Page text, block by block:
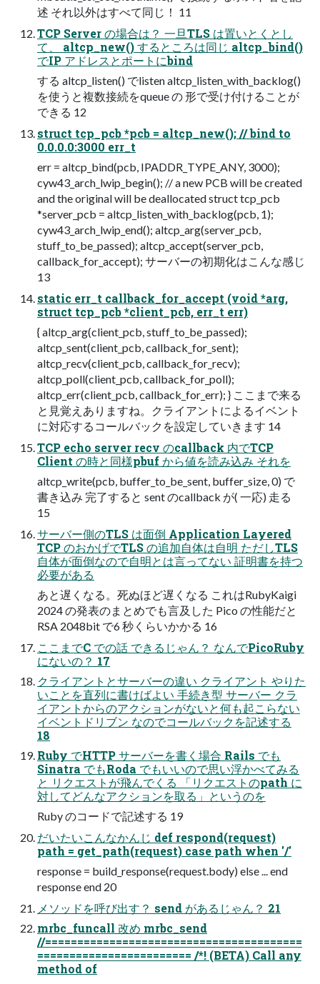
述 それ以外はすべて同じ！ 11
TCP Server の場合は？ 一旦TLS は置いとくとし
て、 altcp_new() するところは同じ altcp_bind()
でIP アドレスとポートにbind
する altcp_listen() でlisten altcp_listen_with_backlog()
を使うと複数接続をqueue の 形で受け付けることが
できる 12
struct tcp_pcb *pcb = altcp_new(); // bind to
0.0.0.0:3000 err_t
err = altcp_bind(pcb, IPADDR_TYPE_ANY, 3000);
cyw43_arch_lwip_begin(); // a new PCB will be created
and the original will be deallocated struct tcp_pcb
*server_pcb = altcp_listen_with_backlog(pcb, 1);
cyw43_arch_lwip_end(); altcp_arg(server_pcb,
stuff_to_be_passed); altcp_accept(server_pcb,
callback_for_accept); サーバーの初期化はこんな感じ
13
static err_t callback_for_accept (void *arg,
struct tcp_pcb *client_pcb, err_t err)
{ altcp_arg(client_pcb, stuff_to_be_passed);
altcp_sent(client_pcb, callback_for_sent);
altcp_recv(client_pcb, callback_for_recv);
altcp_poll(client_pcb, callback_for_poll);
altcp_err(client_pcb, callback_for_err); } ここまで来る
と見覚えありますね。クライアントによるイベント
に対応するコールバックを設定していきます 14
TCP echo server recv のcallback 内でTCP
Client の時と同様pbuf から値を読み込み それを
altcp_write(pcb, buffer_to_be_sent, buffer_size, 0) で
書き込み 完了すると sent のcallback が( 一応) 走る
15
サーバー側のTLS は面倒 Application Layered
TCP のおかげでTLS の追加自体は自明 ただしTLS
自体が面倒なので自明とは言ってない 証明書を持つ
必要がある
あと遅くなる。死ぬほど遅くなる これはRubyKaigi
2024 の発表のまとめでも言及した Pico の性能だと
RSA 2048bit で6 秒くらいかかる 16
ここまでC での話 できるじゃん？ なんでPicoRuby
にないの？ 17
クライアントとサーバーの違い クライアント やりた
いことを直列に書けばよい 手続き型 サーバー クラ
イアントからのアクションがないと何も起こらない
イベントドリブン なのでコールバックを記述する
18
Ruby でHTTP サーバーを書く場合 Rails でも
Sinatra でもRoda でもいいので思い浮かべてみる
と リクエストが飛んでくる 「リクエストのpath に
対してどんなアクションを取る」というのを
Ruby のコードで記述する 19
だいたいこんなかんじ def respond(request)
path = get_path(request) case path when '/'
response = build_response(request.body) else ... end
response end 20
メソッドを呼び出す？ send があるじゃん？ 21
mrbc_funcall 改め mrbc_send
//========================================
======================== /*! (BETA) Call any
method of